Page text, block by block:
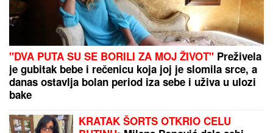
ČEKA DETE SA LJUBAVNICOMAna Radulović bez
dlake na jeziku o pevaču koji je ostavio ženu i decu: